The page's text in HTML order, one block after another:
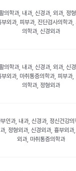
의학과, 내과, 신경과, 외과, 정
부외과, 피부과, 진단검사의학과,
의학과, 신경외과
의학과, 내과, 신경과, 외과, 신
부외과, 마취통증의학과, 피부과,
의학과, 정형외과
인과, 내과, 신경과, 정신건강의
, 정형외과, 신경외과, 흉부외과
외과, 마취통증의학과